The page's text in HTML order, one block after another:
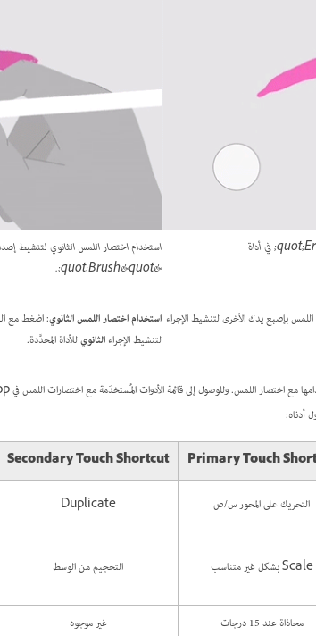
استخدام اختصار اللمس الأساسي لتنشيط إصدار &quot;Eraser&quot; في أداة
بإصبع يدك الأخرى لتنشيط الإجراء
&quot;Brush&quot;.
استخدام اختصار اللمس الثانوي: اضغط مع
لتنشيط الإجراءالثانويللأداة المحدَّدة.
أدناه:
Primary Touch
Secondary Touch Shortcut
التحريك على المحور س/ص Duplicate
Scale بشكل غير متناسب التحجيم من الوسط
محاذاة عند 15 درجات غير موجود